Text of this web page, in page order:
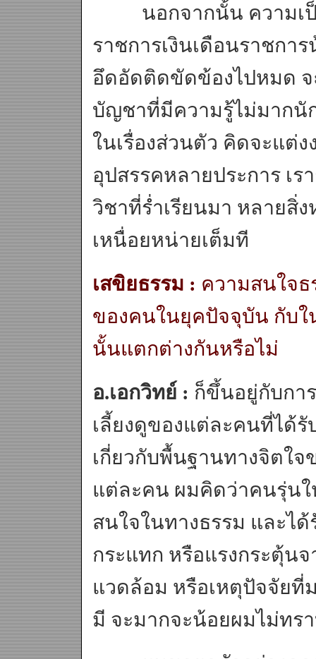
นอกจากนั้น ความเป็น
ราชการเงินเดือนราชกา
อึดอัดติดขัดข้องไปหมด จ
บัญชาที่มีความรู้ไม่มากนั
ในเรื่องส่วนตัว คิดจะแต่
อุปสรรคหลายประการ เ
วิชาที่ร่ำเรียนมา หลายสิ่
เหนื่อยหน่ายเต็มที
เสขิยธรรม : ความสนใจธ
ของคนในยุคปัจจุบัน กับ
นั้นแตกต่างกันหรือไม่
อ.เอกวิทย์ : ก็ขึ้นอยู่กับกา
เลี้ยงดูของแต่ละคนที่ได้รั
เกี่ยวกับพื้นฐานทางจิตใจ
แต่ละคน ผมคิดว่าคนรุ่น
สนใจในทางธรรม และได้
กระแทก หรือแรงกระตุ้น
แวดล้อม หรือเหตุปัจจัยที่
มี จะมากจะน้อยผมไม่ทร